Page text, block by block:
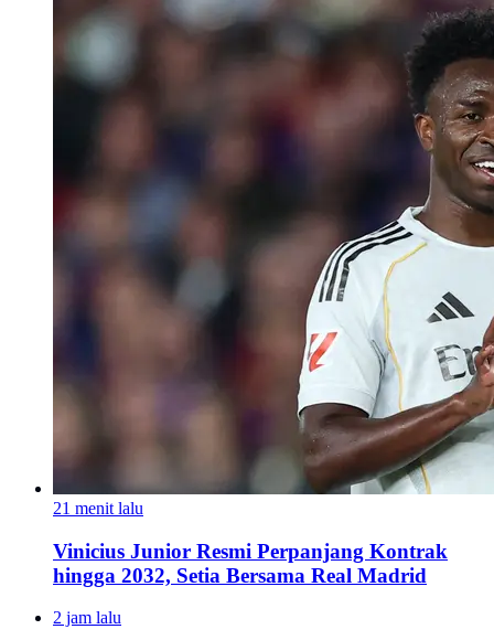
21 menit lalu
Vinicius Junior Resmi Perpanjang Kontrak
hingga 2032, Setia Bersama Real Madrid
2 jam lalu